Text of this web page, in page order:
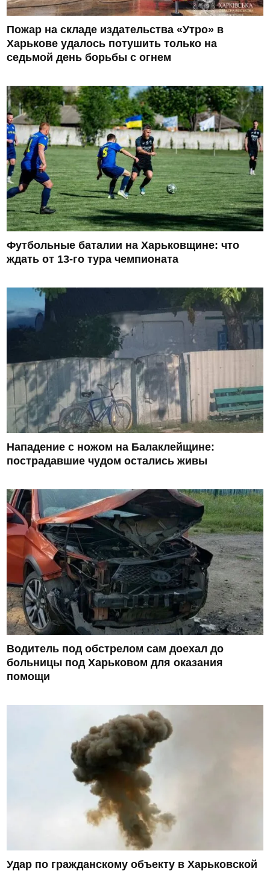
Пожар на складе издательства «Утро» в
Харькове удалось потушить только на
седьмой день борьбы с огнем
Футбольные баталии на Харьковщине: что
ждать от 13-го тура чемпионата
Нападение с ножом на Балаклейщине:
пострадавшие чудом остались живы
Водитель под обстрелом сам доехал до
больницы под Харьковом для оказания
помощи
Удар по гражданскому объекту в Харьковской